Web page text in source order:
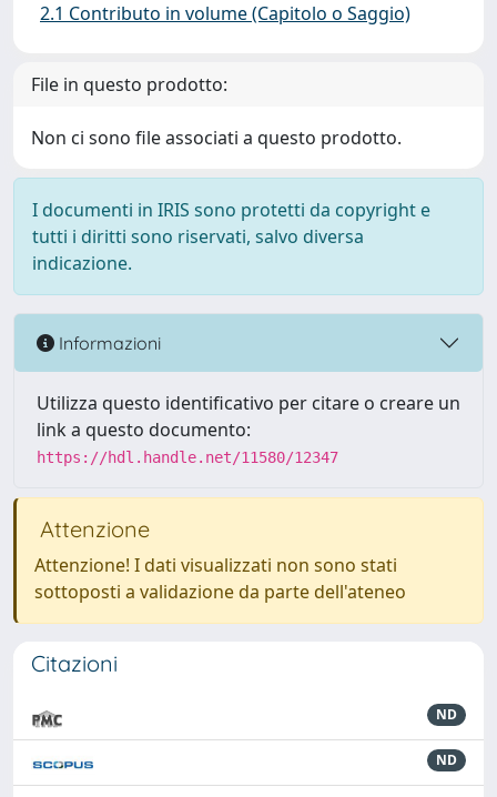
2.1 Contributo in volume (Capitolo o Saggio)
File in questo prodotto:
Non ci sono file associati a questo prodotto.
I documenti in IRIS sono protetti da copyright e
tutti i diritti sono riservati, salvo diversa
indicazione.
Informazioni
Utilizza questo identificativo per citare o creare un
link a questo documento:
https://hdl.handle.net/11580/12347
Attenzione
Attenzione! I dati visualizzati non sono stati
sottoposti a validazione da parte dell'ateneo
Citazioni
ND
ND